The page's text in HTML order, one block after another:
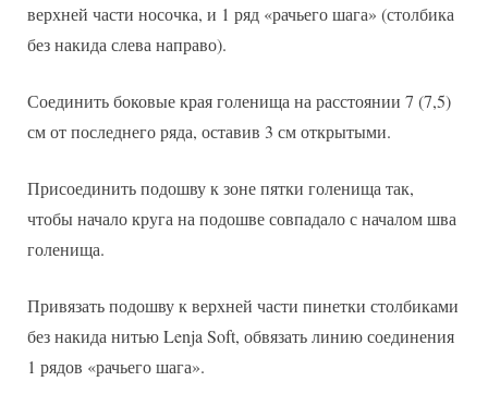
верхней части носочка, и 1 ряд «рачьего шага» (столбика
без накида слева направо).
Соединить боковые края голенища на расстоянии 7 (7,5)
см от последнего ряда, оставив 3 см открытыми.
Присоединить подошву к зоне пятки голенища так,
чтобы начало круга на подошве совпадало с началом шва
голенища.
Привязать подошву к верхней части пинетки столбиками
без накида нитью Lenja Soft, обвязать линию соединения
1 рядов «рачьего шага».